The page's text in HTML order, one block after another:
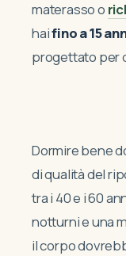
materasso o
haifino a 15
progettato per
Dormire bene
di qualità del
tra i 40 e i 60
notturni e una
il corpo